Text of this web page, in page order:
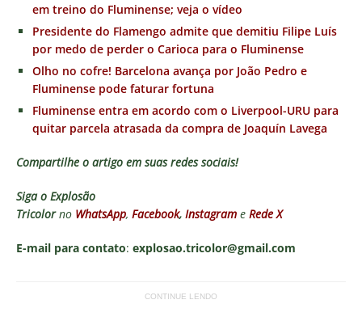
em treino do Fluminense; veja o vídeo
Presidente do Flamengo admite que demitiu Filipe Luís
por medo de perder o Carioca para o Fluminense
Olho no cofre! Barcelona avança por João Pedro e
Fluminense pode faturar fortuna
Fluminense entra em acordo com o Liverpool-URU para
quitar parcela atrasada da compra de Joaquín Lavega
Compartilhe o artigo em suas redes sociais!
Siga o Explosão
Tricolorno WhatsApp, Facebook, Instagram e Rede X
E-mail para contato: explosao.tricolor@gmail.com
CONTINUE LENDO